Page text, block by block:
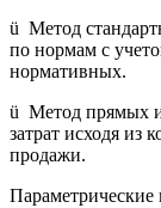
ü Метод
по нормам с
нормативных.
ü Метод прямых
затрат исходя
продажи.
Параметрические